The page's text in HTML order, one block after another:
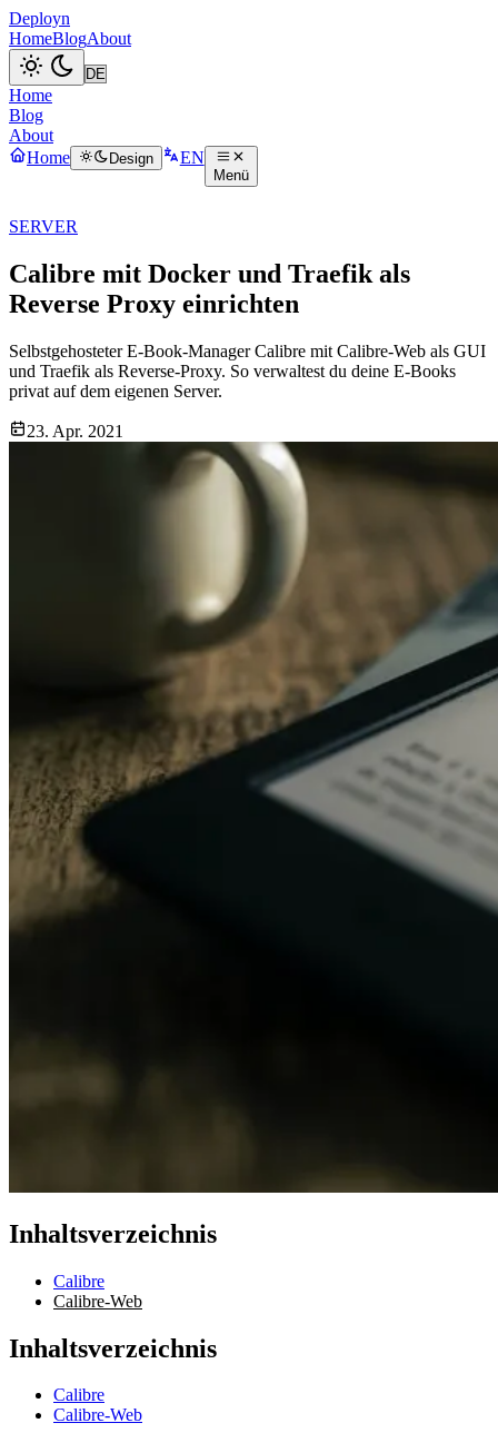
Deployn
HomeBlogAbout
Home
Blog
About
Home
Design EN
Menü
SERVER
Calibre mit Docker und Traefik als
Reverse Proxy einrichten
Selbstgehosteter E-Book-Manager Calibre mit Calibre-Web als GUI
und Traefik als Reverse-Proxy. So verwaltest du deine E-Books
privat auf dem eigenen Server.
23. Apr. 2021
Inhaltsverzeichnis
Calibre
Calibre-Web
Inhaltsverzeichnis
Calibre
Calibre-Web